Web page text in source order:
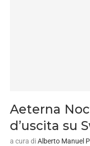
Aeterna
d’uscita su
a cura diAlberto Manuel